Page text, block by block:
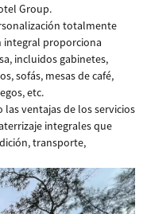
Group.
totalmente
integral proporciona
incluidos gabinetes,
sofás, mesas de café,
etc.
las ventajas de los servicios
integrales que
transporte,